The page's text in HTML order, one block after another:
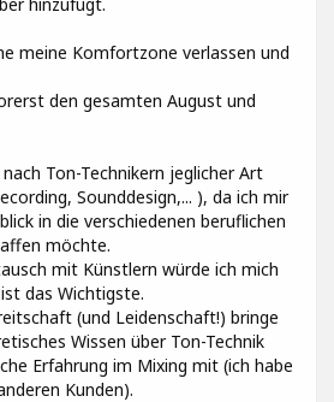
meine Komfortzone verlassen und
den gesamten August und
Ton-Technikern jeglicher Art
Sounddesign,... ), da ich mir
in die verschiedenen beruflichen
möchte.
mit Künstlern würde ich mich
das Wichtigste.
(und Leidenschaft!) bringe
Wissen über Ton-Technik
Erfahrung im Mixing mit (ich habe
Kunden).